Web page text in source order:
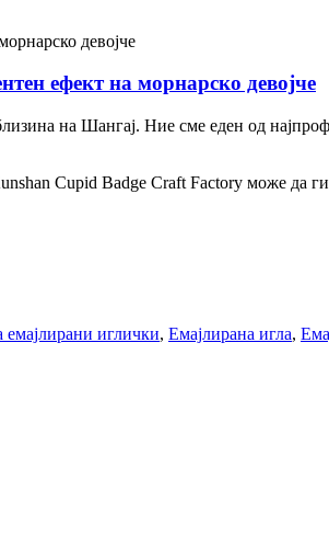
ефект на морнарско девојче
на Шангај. Ние сме еден од
Cupid Badge Craft Factory може да
емајлирани иглички, Емајлирана игла,